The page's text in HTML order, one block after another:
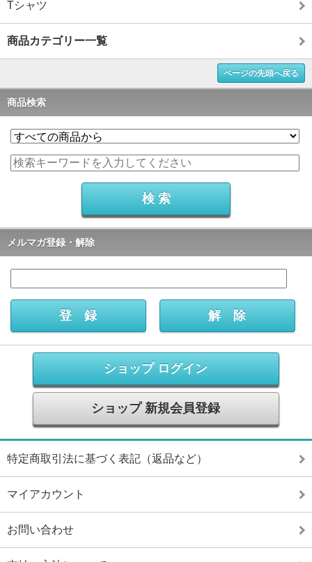
Tシャツ
商品カテゴリー一覧
ページの先頭へ戻る
商品検索
メルマガ登録・解除
ショップ ログイン
ショップ 新規会員登録
特定商取引法に基づく表記（返品など）
マイアカウント
お問い合わせ